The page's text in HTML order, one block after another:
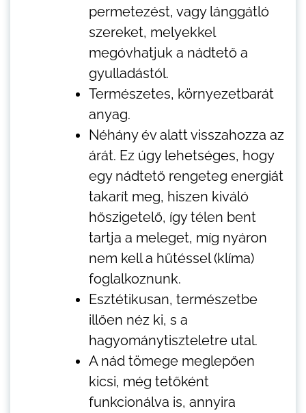
permetezést, vagy lánggátló
szereket, melyekkel
megóvhatjuk a nádtető a
gyulladástól.
Természetes, környezetbarát
anyag.
Néhány év alatt visszahozza az
árát. Ez úgy lehetséges, hogy
egy nádtető rengeteg energiát
takarít meg, hiszen kiváló
hőszigetelő, így télen bent
tartja a meleget, míg nyáron
nem kell a hűtéssel (klíma)
foglalkoznunk.
Esztétikusan, természetbe
illően néz ki, s a
hagyománytiszteletre utal.
A nád tömege meglepően
kicsi, még tetőként
funkcionálva is, annyira